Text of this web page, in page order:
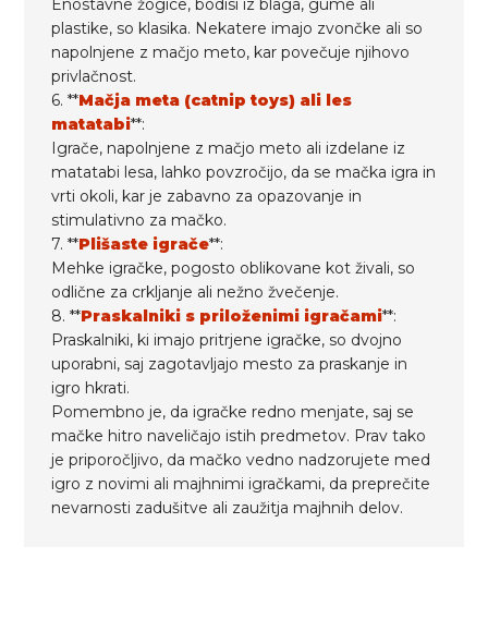
Enostavne žogice, bodisi iz blaga, gume ali
plastike, so klasika. Nekatere imajo zvončke ali so
napolnjene z mačjo meto, kar povečuje njihovo
privlačnost.
6. **Mačja meta (catnip toys) ali les
matatabi**:
Igrače, napolnjene z mačjo meto ali izdelane iz
matatabi lesa, lahko povzročijo, da se mačka igra in
vrti okoli, kar je zabavno za opazovanje in
stimulativno za mačko.
7. **Plišaste igrače**:
Mehke igračke, pogosto oblikovane kot živali, so
odlične za crkljanje ali nežno žvečenje.
8. **Praskalniki s priloženimi igračami**:
Praskalniki, ki imajo pritrjene igračke, so dvojno
uporabni, saj zagotavljajo mesto za praskanje in
igro hkrati.
Pomembno je, da igračke redno menjate, saj se
mačke hitro naveličajo istih predmetov. Prav tako
je priporočljivo, da mačko vedno nadzorujete med
igro z novimi ali majhnimi igračkami, da preprečite
nevarnosti zadušitve ali zaužitja majhnih delov.